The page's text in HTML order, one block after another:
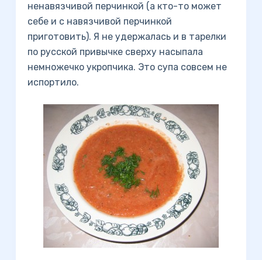
ненавязчивой перчинкой (а кто-то может
себе и с навязчивой перчинкой
приготовить). Я не удержалась и в тарелки
по русской привычке сверху насыпала
немножечко укропчика. Это супа совсем не
испортило.